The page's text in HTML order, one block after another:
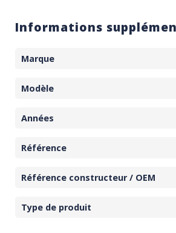
Informations
Marque
Modèle
Années
Référence
Référence constructeur / OEM
Type de produit